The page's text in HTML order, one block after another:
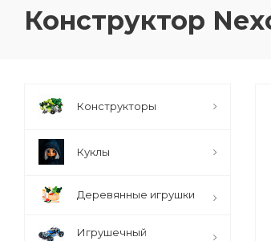
Конструктор
Конструкторы
Куклы
Деревянные игрушки
Игрушечный